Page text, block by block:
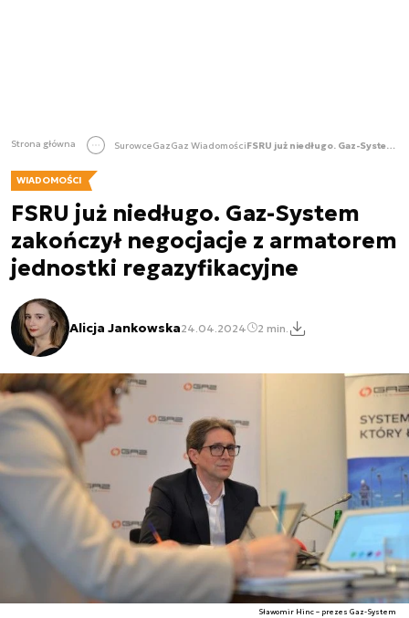
Strona główna SurowceGazGaz Wiadomości FSRU już niedługo. Gaz-System zakończył negocjacje z armatorem jednostki regazyfikacyjne
WIADOMOŚCI
FSRU już niedługo. Gaz-System
zakończył negocjacje z armatorem
jednostki regazyfikacyjne
Alicja Jankowska24.04.2024 2 min.
Sławomir Hinc – prezes Gaz-System